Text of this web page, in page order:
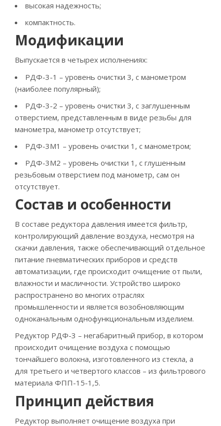
высокая надежность;
компактность.
Модификации
Выпускается в четырех исполнениях:
РДФ-3-1 – уровень очистки 3, с манометром
(наиболее популярный);
РДФ-3-2 – уровень очистки 3, с заглушенным
отверстием, представленным в виде резьбы для
манометра, манометр отсутствует;
РДФ-3М1 – уровень очистки 1, с манометром;
РДФ-3М2 – уровень очистки 1, с глушенным
резьбовым отверстием под манометр, сам он
отсутствует.
Состав и особенности
В составе редуктора давления имеется фильтр,
контролирующий давление воздуха, несмотря на
скачки давления, также обеспечивающий отдельное
питание пневматических приборов и средств
автоматизации, где происходит очищение от пыли,
влажности и масличности. Устройство широко
распространено во многих отраслях
промышленности и является возобновляющим
одноканальным однофункциональным изделием.
Редуктор РДФ-3 – негабаритный прибор, в котором
происходит очищение воздуха с помощью
тончайшего волокна, изготовленного из стекла, а
для третьего и четвертого классов – из фильтрового
материала ФПП-15-1,5.
Принцип действия
Редуктор выполняет очищение воздуха при